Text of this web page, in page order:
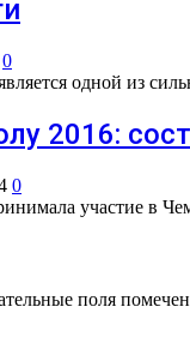
0
одной из
2016:
0
участие в
поля